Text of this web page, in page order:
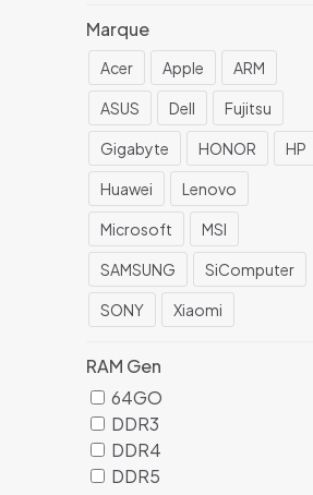
Marque
Acer Apple ARM
ASUS Dell Fujitsu
Gigabyte HONOR HP
Huawei Lenovo
Microsoft MSI
SAMSUNG SiComputer
SONY Xiaomi
RAM Gen
64GO
DDR3
DDR4
DDR5